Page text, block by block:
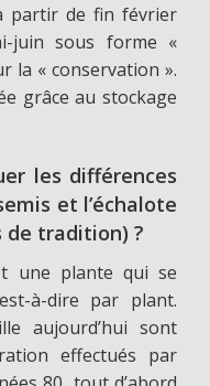
partir de fin février
juin sous forme «
la « conservation ».
grâce au stockage
les différences
et l’échalote
de tradition) ?
une plante qui se
à-dire par plant.
aujourd’hui sont
effectués par